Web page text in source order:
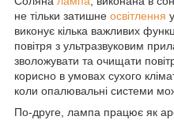
не тільки затишне освітлення
виконує кілька важливих
повітря з ультразвуковим
зволожувати та очищати
корисно в умовах сухого
коли опалювальні системи
По-друге, лампа працює як